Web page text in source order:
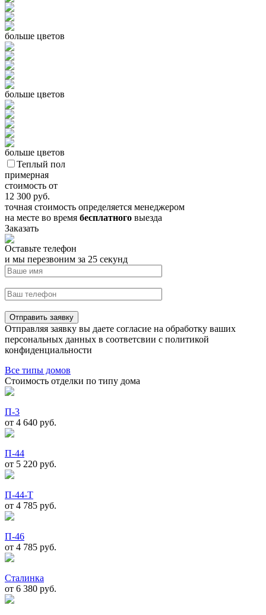
больше цветов
больше цветов
больше цветов
Теплый пол
примерная
стоимость от
12 300 руб.
точная стоимость определяется менеджером
на месте во время бесплатного выезда
Заказать
Оставьте телефон
и мы перезвоним за 25 секунд
Отправить заявку
Отправляя заявку вы даете согласие на обработку ваших
персональных данных в соответсвии с политикой
конфиденциальности
Все типы домов
Стоимость отделки по типу дома
П-3
от 4 640 руб.
П-44
от 5 220 руб.
П-44-Т
от 4 785 руб.
П-46
от 4 785 руб.
Сталинка
от 6 380 руб.